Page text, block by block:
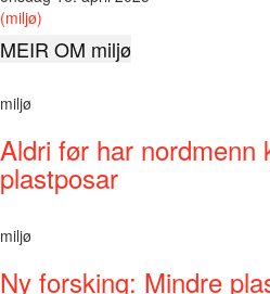
(miljø)
MEIR OM miljø
miljø
Aldri før har nordmenn
plastposar
miljø
Ny forsking: Mindre